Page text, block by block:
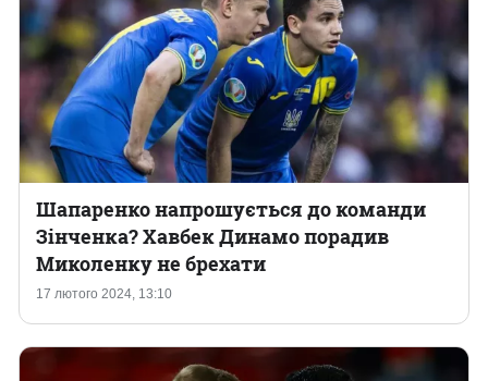
17 лютого 2024, 13:10
Шапаренко напрошується до команди
Зінченка? Хавбек Динамо порадив
Миколенку не брехати